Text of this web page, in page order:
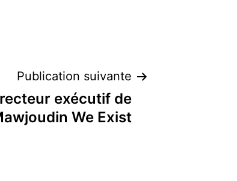
Publication suivante
exécutif de
We Exist